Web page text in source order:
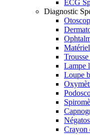
ECG
Diagnostic
Lampe
Loupe
Crayon